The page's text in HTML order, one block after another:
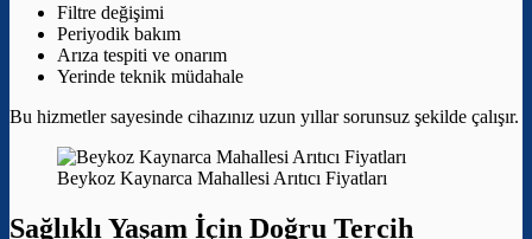
Filtre değişimi
Periyodik bakım
Arıza tespiti ve onarım
Yerinde teknik müdahale
Bu hizmetler sayesinde cihazınız uzun yıllar sorunsuz şekilde çalışır.
Beykoz Kaynarca Mahallesi Arıtıcı Fiyatları
Sağlıklı Yaşam İçin Doğru Tercih